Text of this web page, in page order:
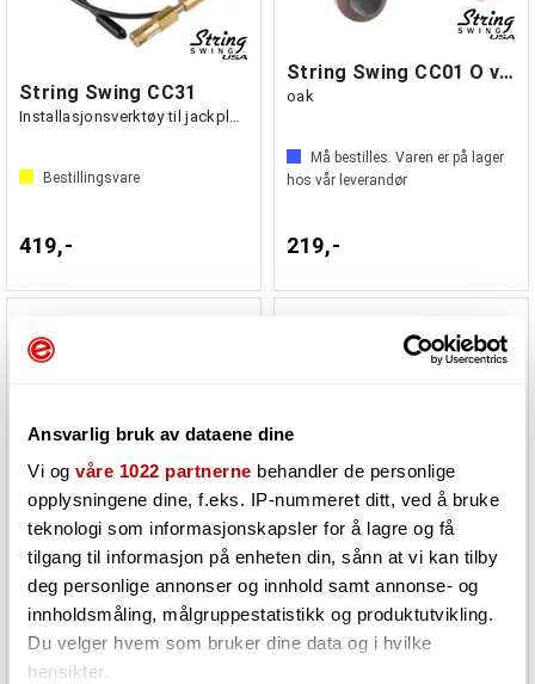
Ansvarlig bruk av dataene dine
Vi og våre 1022 partnerne behandler de personlige
opplysningene dine, f.eks. IP-nummeret ditt, ved å bruke
teknologi som informasjonskapsler for å lagre og få
tilgang til informasjon på enheten din, sånn at vi kan tilby
deg personlige annonser og innhold samt annonse- og
innholdsmåling, målgruppestatistikk og produktutvikling.
Du velger hvem som bruker dine data og i hvilke
hensikter.
String Swing CC31
Installasjonsverktøy til jackplugg
Bestillingsvare
419,-
String Swing CC01 O veggfeste for gitar
oak
Må bestilles. Varen er på lager
hos vår leverandør
219,-
String Swing BCC11UK veggoppheng
for ukulele
Må bestilles. Varen er på lager
hos vår leverandør
Må bestilles. Varen er på lager